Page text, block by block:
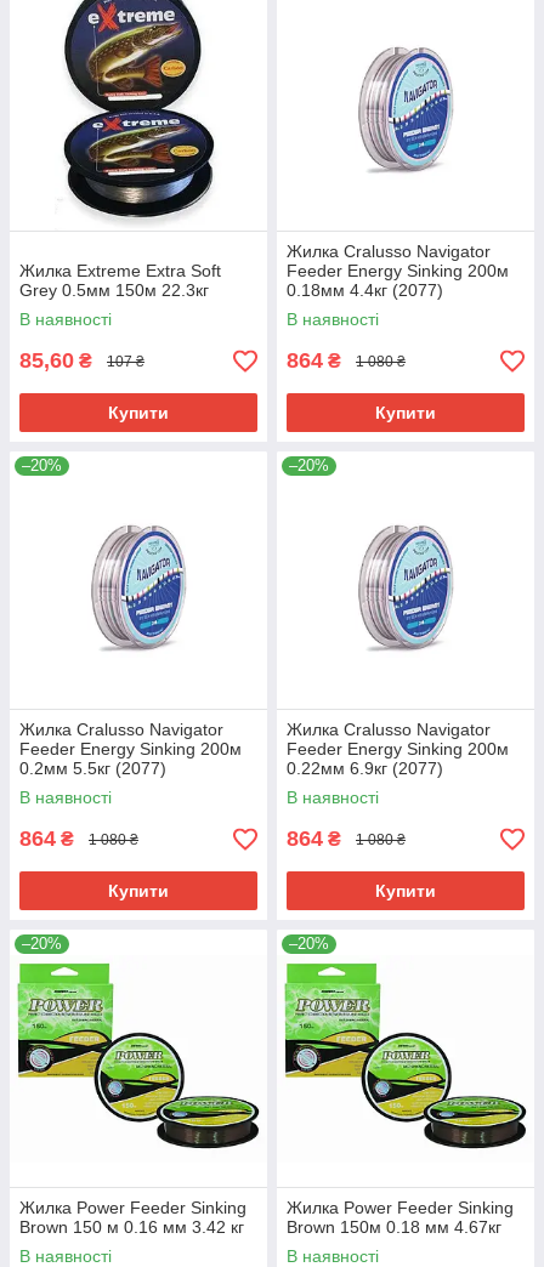
Жилка Extreme Extra Soft
Grey 0.5мм 150м 22.3кг
В наявності
85,60 ₴ 107 ₴
Купити
Жилка Cralusso Navigator
Feeder Energy Sinking 200м
0.18мм 4.4кг (2077)
В наявності
864 ₴ 1 080 ₴
Купити
–20%
Жилка Cralusso Navigator
Feeder Energy Sinking 200м
0.2мм 5.5кг (2077)
В наявності
864 ₴ 1 080 ₴
Купити
–20%
Жилка Cralusso Navigator
Feeder Energy Sinking 200м
0.22мм 6.9кг (2077)
В наявності
864 ₴ 1 080 ₴
Купити
–20%
Жилка Power Feeder Sinking
Brown 150 м 0.16 мм 3.42 кг
В наявності
–20%
Жилка Power Feeder Sinking
Brown 150м 0.18 мм 4.67кг
В наявності